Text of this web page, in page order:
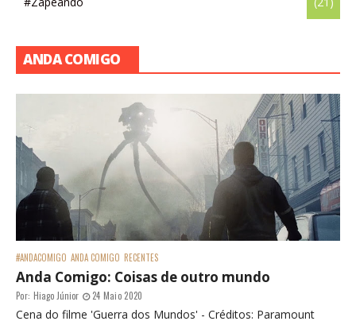
ANDA COMIGO
#ANDACOMIGO ANDA COMIGO RECENTES
Anda Comigo: Coisas de outro mundo
Por: Hiago Júnior 24 Maio 2020
Cena do filme 'Guerra dos Mundos' - Créditos: Paramount